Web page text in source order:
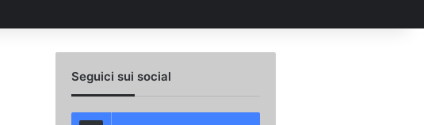
Seguici sui social